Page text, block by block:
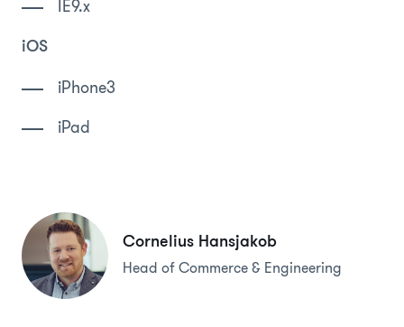
IE9.x
iOS
iPhone3
iPad
Cornelius Hansjakob
Head of Commerce & Engineering